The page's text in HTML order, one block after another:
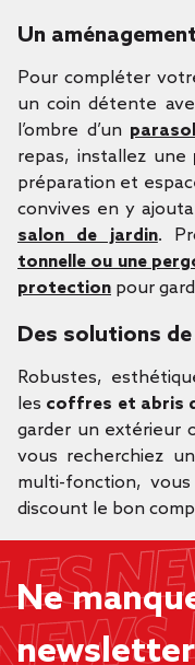
Un
Pour compléter
un coin détente
l’ombre d’un parasol
repas, installez une
préparation et
convives en y
salon de jardin.
tonnelle ou une
protection pour
Des solutions
Robustes,
les coffres et abris
garder un extérieur
vous recherchiez
multi-fonction,
discount le bon
Ne